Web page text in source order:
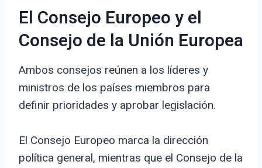
El Consejo Europeo y el
Consejo de la Unión Europea
Ambos consejos reúnen a los líderes y
ministros de los países miembros para
definir prioridades y aprobar legislación.
El Consejo Europeo marca la dirección
política general, mientras que el Consejo de la